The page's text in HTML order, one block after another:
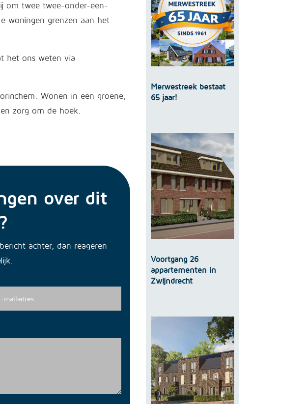
om twee twee-onder-een-
woningen grenzen aan het
het ons weten via
Wonen in een groene,
zorg om de hoek.
over dit
achter, dan reageren
Merwestreek bestaat
65 jaar!
Voortgang 26
appartementen in
Zwijndrecht